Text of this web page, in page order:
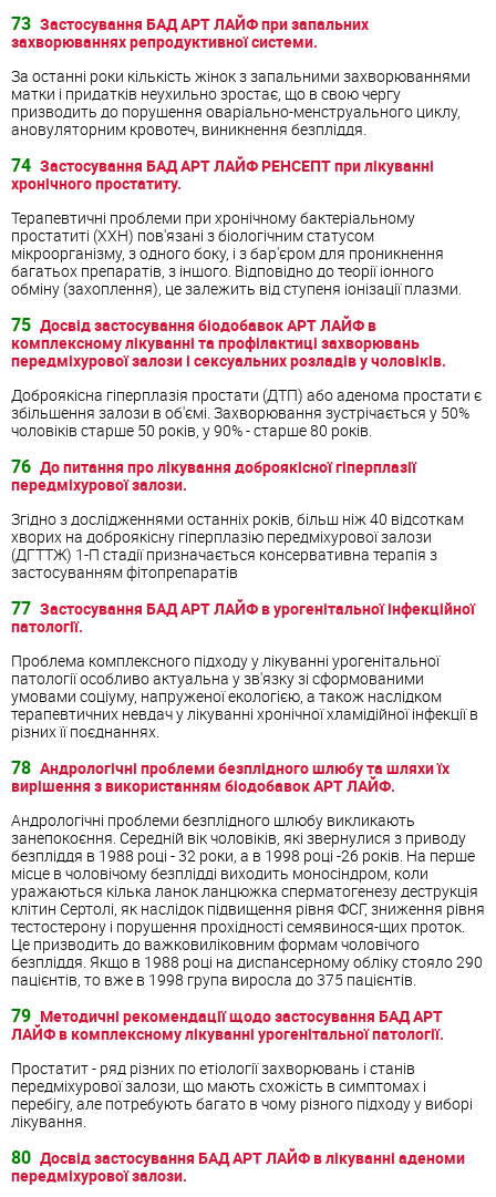
73 Застосування БАД АРТ ЛАЙФ при запальних
захворюваннях репродуктивної системи.
За останні роки кількість жінок з запальними захворюваннями
матки і придатків неухильно зростає, що в свою чергу
призводить до порушення оваріально-менструального циклу,
ановуляторним кровотеч, виникнення безпліддя.
74 Застосування БАД АРТ ЛАЙФ РЕНСЕПТ при лікуванні
хронічного простатиту.
Терапевтичні проблеми при хронічному бактеріальному
простатиті (ХХН) пов'язані з біологічним статусом
мікроорганізму, з одного боку, і з бар'єром для проникнення
багатьох препаратів, з іншого. Відповідно до теорії іонного
обміну (захоплення), це залежить від ступеня іонізації плазми.
75 Досвід застосування біодобавок АРТ ЛАЙФ в
комплексному лікуванні та профілактиці захворювань
передміхурової залози і сексуальних розладів у чоловіків.
Доброякісна гіперплазія простати (ДТП) або аденома простати є
збільшення залози в об'ємі. Захворювання зустрічається у 50%
чоловіків старше 50 років, у 90% - старше 80 років.
76 До питання про лікування доброякісної гіперплазії
передміхурової залози.
Згідно з дослідженнями останніх років, більш ніж 40 відсоткам
хворих на доброякісну гіперплазію передміхурової залози
(ДГТТЖ) 1-П стадії призначається консервативна терапія з
застосуванням фітопрепаратів
77 Застосування БАД АРТ ЛАЙФ в урогенітальної інфекційної
патології.
Проблема комплексного підходу у лікуванні урогенітальної
патології особливо актуальна у зв'язку зі сформованими
умовами соціуму, напруженої екологією, а також наслідком
терапевтичних невдач у лікуванні хронічної хламідійної інфекції в
різних її поєднаннях.
78 Андрологічні проблеми безплідного шлюбу та шляхи їх
вирішення з використанням біодобавок АРТ ЛАЙФ.
Андрологічні проблеми безплідного шлюбу викликають
занепокоєння. Середній вік чоловіків, які звернулися з приводу
безпліддя в 1988 році - 32 роки, а в 1998 році -26 років. На перше
місце в чоловічому безплідді виходить моносіндром, коли
уражаються кілька ланок ланцюжка сперматогенезу деструкція
клітин Сертолі, як наслідок підвищення рівня ФСГ, зниження рівня
тестостерону і порушення прохідності семявинося-щих проток.
Це призводить до важковиліковним формам чоловічого
безпліддя. Якщо в 1988 році на диспансерному обліку стояло 290
пацієнтів, то вже в 1998 група виросла до 375 пацієнтів.
79 Методичні рекомендації щодо застосування БАД АРТ
ЛАЙФ в комплексному лікуванні урогенітальної патології.
Простатит - ряд різних по етіології захворювань і станів
передміхурової залози, що мають схожість в симптомах і
перебігу, але потребують багато в чому різного підходу у виборі
лікування.
80 Досвід застосування БАД АРТ ЛАЙФ в лікуванні аденоми
передміхурової залози.